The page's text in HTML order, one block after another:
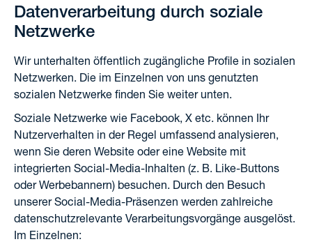
Datenverarbeitung durch soziale
Netzwerke
Wir unterhalten öffentlich zugängliche Profile in sozialen
Netzwerken. Die im Einzelnen von uns genutzten
sozialen Netzwerke finden Sie weiter unten.
Soziale Netzwerke wie Facebook, X etc. können Ihr
Nutzerverhalten in der Regel umfassend analysieren,
wenn Sie deren Website oder eine Website mit
integrierten Social-Media-Inhalten (z. B. Like-Buttons
oder Werbebannern) besuchen. Durch den Besuch
unserer Social-Media-Präsenzen werden zahlreiche
datenschutzrelevante Verarbeitungsvorgänge ausgelöst.
Im Einzelnen: